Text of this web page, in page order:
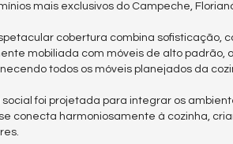
mais exclusivos do Campeche,
cobertura combina sofisticação,
mobiliada com móveis de alto
todos os móveis planejados da
social foi projetada para integrar os
conecta harmoniosamente à cozinha,